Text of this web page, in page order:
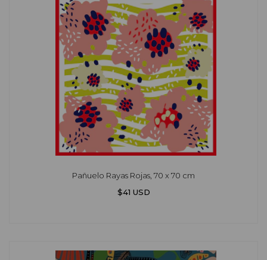
Pañuelo Rayas Rojas, 70 x 70 cm
$41 USD